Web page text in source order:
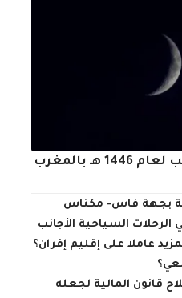
بالمغرب
بجهة فاس- مكناس
السياحية الأجانب
عاملا على إقليم إفران؟
قانون المالية لجعله